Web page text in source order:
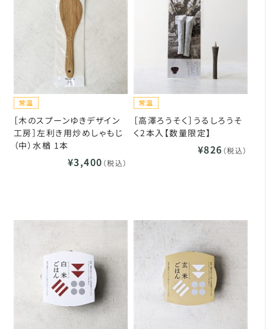
［木のスプーンゆきデザイン
工房］左利き用炒めしゃもじ
（中）水楢 1本
¥3,400 （税込）
［高澤ろうそく］うるしろうそ
く2本入【数量限定】
¥826 （税込）